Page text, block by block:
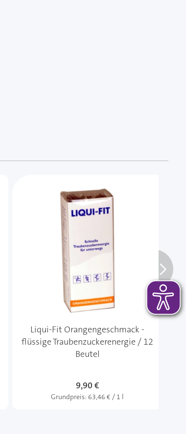
Liqui-Fit Orangengeschmack -
flüssige Traubenzuckerenergie / 12
Beutel
9,90 €
Grundpreis: 63,46 € / 1 l